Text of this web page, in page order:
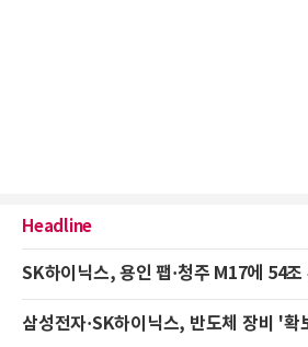
Headline
SK하이닉스, 용인 팹·청주 M17에 54조
삼성전자·SK하이닉스, 반도체 장비 '확